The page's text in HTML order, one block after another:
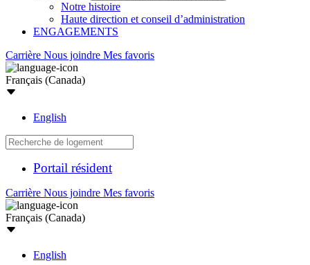
Notre histoire
Haute direction et conseil d’administration
ENGAGEMENTS
Carrière Nous joindre Mes favoris
Français (Canada)
English
Portail résident
Carrière Nous joindre Mes favoris
Français (Canada)
English